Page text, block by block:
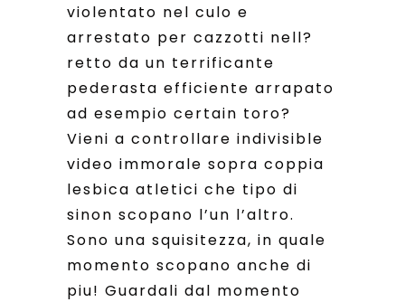
violentato nel culo e
arrestato per cazzotti nell?
retto da un terrificante
pederasta efficiente arrapato
ad esempio certain toro?
Vieni a controllare indivisible
video immorale sopra coppia
lesbica atletici che tipo di
sinon scopano l’un l’altro.
Sono una squisitezza, in quale
momento scopano anche di
piu! Guardali dal momento